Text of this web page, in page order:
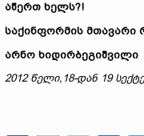
აწერთ ხელს?!
საქინფორმის მთავარი
არნო ხიდირბეგიშვილი
2012 წელი,18-დან 19